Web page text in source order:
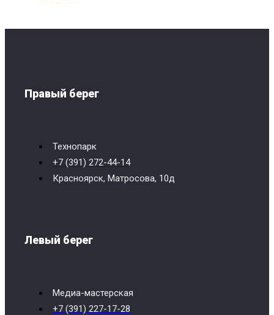
Правый берег
Технопарк
+7 (391) 272-44-14
Красноярск, Матросова, 10д
Левый берег
Медиа-мастерская
+7 (391) 227-17-28